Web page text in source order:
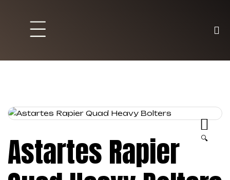
🔍
Astartes Rapier